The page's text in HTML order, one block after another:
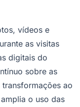
vídeos e
as visitas
digitais do
sobre as
ao
o uso das